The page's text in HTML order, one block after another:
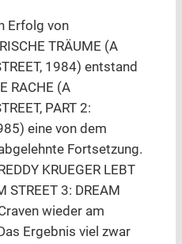
Erfolg von
TRÄUME (A
1984) entstand
RACHE (A
PART 2:
eine von dem
Fortsetzung.
KRUEGER LEBT
STREET 3: DREAM
wieder am
Ergebnis viel zwar